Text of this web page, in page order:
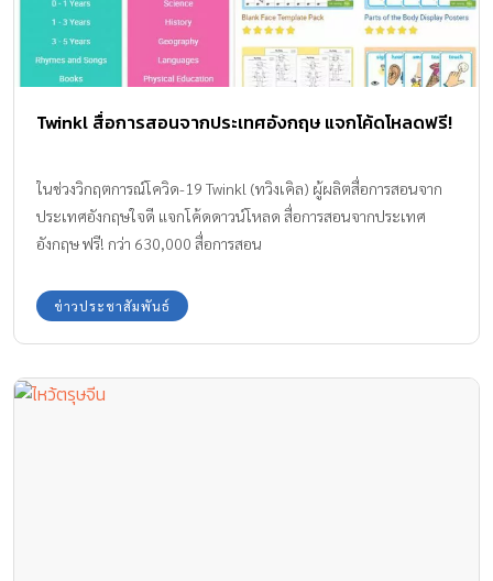
Twinkl สื่อการสอนจากประเทศอังกฤษ แจกโค้ดโหลดฟรี!
ในช่วงวิกฤตการณ์โควิด-19 Twinkl (ทวิงเคิล) ผู้ผลิตสื่อการสอนจาก
ประเทศอังกฤษใจดี แจกโค้ดดาวน์โหลด สื่อการสอนจากประเทศ
อังกฤษ ฟรี! กว่า 630,000 สื่อการสอน
ข่าวประชาสัมพันธ์